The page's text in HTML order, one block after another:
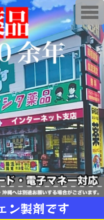
ン製剤です
T
o
g
g
l
e
n
a
v
i
g
a
t
i
o
n